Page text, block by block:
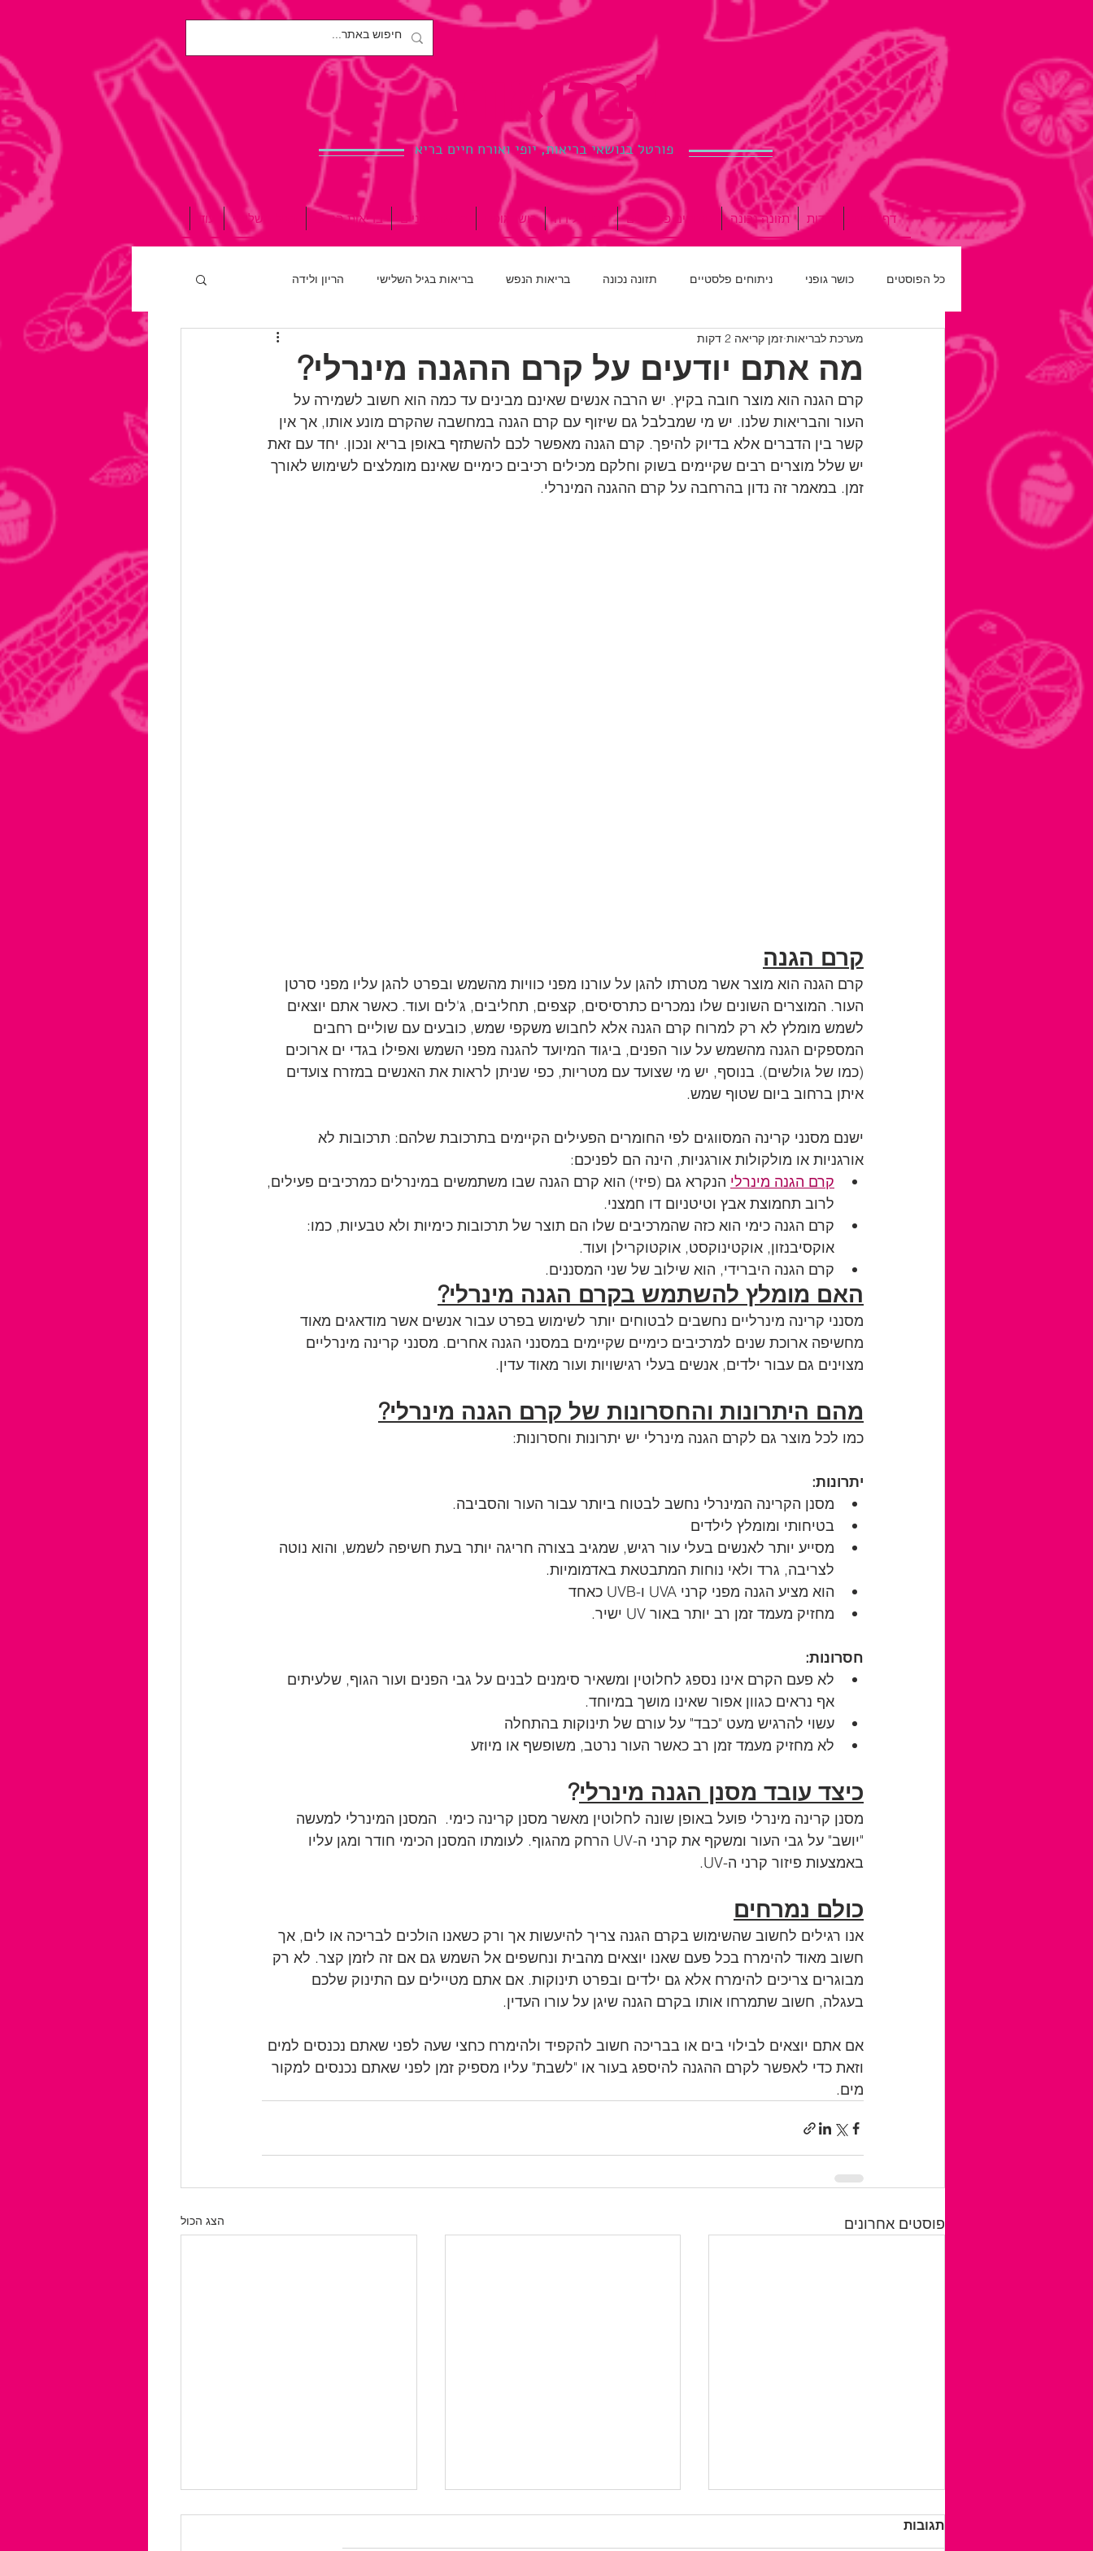
לבריאות.
פורטל בנושאי בריאות, יופי ואורח חיים בריא
דף הבית אודות תזונה נכונה ניתוחים פלסטיים הריון ולידה כושר גופני רפואת שיניים בריאות הנפש הגיל השלישי עוד
כל הפוסטים כושר גופני ניתוחים פלסטיים תזונה נכונה בריאות הנפש בריאות בגיל השלישי הריון ולידה
רפואת שיניים חדש על המדף
מה אתם יודעים על קרם ההגנה מינרלי?
מערכת לבריאות זמן קריאה 2 דקות
קרם הגנה הוא מוצר חובה בקיץ. יש הרבה אנשים שאינם מבינים עד כמה הוא חשוב לשמירה על
העור והבריאות שלנו. יש מי שמבלבל גם שיזוף עם קרם הגנה במחשבה שהקרם מונע אותו, אך אין
קשר בין הדברים אלא בדיוק להיפך. קרם הגנה מאפשר לכם להשתזף באופן בריא ונכון. יחד עם זאת
יש שלל מוצרים רבים שקיימים בשוק וחלקם מכילים רכיבים כימיים שאינם מומלצים לשימוש לאורך
זמן. במאמר זה נדון בהרחבה על קרם ההגנה המינרלי.
קרם הגנה
קרם הגנה הוא מוצר אשר מטרתו להגן על עורנו מפני כוויות מהשמש ובפרט להגן עליו מפני סרטן
העור. המוצרים השונים שלו נמכרים כתרסיסים, קצפים, תחליבים, ג'לים ועוד. כאשר אתם יוצאים
לשמש מומלץ לא רק למרוח קרם הגנה אלא לחבוש משקפי שמש, כובעים עם שוליים רחבים
המספקים הגנה מהשמש על עור הפנים, ביגוד המיועד להגנה מפני השמש ואפילו בגדי ים ארוכים
(כמו של גולשים). בנוסף, יש מי שצועד עם מטריות, כפי שניתן לראות את האנשים במזרח צועדים
איתן ברחוב ביום שטוף שמש.
ישנם מסנני קרינה המסווגים לפי החומרים הפעילים הקיימים בתרכובת שלהם: תרכובות לא
אורגניות או מולקולות אורגניות, הינה הם לפניכם:
קרם הגנה מינרלי הנקרא גם (פיזי) הוא קרם הגנה שבו משתמשים במינרלים כמרכיבים פעילים,
לרוב תחמוצת אבץ וטיטניום דו חמצני.
קרם הגנה כימי הוא כזה שהמרכיבים שלו הם תוצר של תרכובות כימיות ולא טבעיות, כמו:
אוקסיבנזון, אוקטינוקסט, אוקטוקרילן ועוד.
קרם הגנה היברידי, הוא שילוב של שני המסננים.
האם מומלץ להשתמש בקרם הגנה מינרלי?
מסנני קרינה מינרליים נחשבים לבטוחים יותר לשימוש בפרט עבור אנשים אשר מודאגים מאוד
מחשיפה ארוכת שנים למרכיבים כימיים שקיימים במסנני הגנה אחרים. מסנני קרינה מינרליים
מצוינים גם עבור ילדים, אנשים בעלי רגישויות ועור מאוד עדין.
מהם היתרונות והחסרונות של קרם הגנה מינרלי?
כמו לכל מוצר גם לקרם הגנה מינרלי יש יתרונות וחסרונות:
יתרונות:
מסנן הקרינה המינרלי נחשב לבטוח ביותר עבור העור והסביבה.
בטיחותי ומומלץ לילדים
מסייע יותר לאנשים בעלי עור רגיש, שמגיב בצורה חריגה יותר בעת חשיפה לשמש, והוא נוטה
לצריבה, גרד ולאי נוחות המתבטאת באדמומיות.
הוא מציע הגנה מפני קרני UVA ו-UVB כאחד
מחזיק מעמד זמן רב יותר באור UV ישיר.
חסרונות:
לא פעם הקרם אינו נספג לחלוטין ומשאיר סימנים לבנים על גבי הפנים ועור הגוף, שלעיתים
אף נראים כגוון אפור שאינו מושך במיוחד.
עשוי להרגיש מעט "כבד" על עורם של תינוקות בהתחלה
לא מחזיק מעמד זמן רב כאשר העור נרטב, משופשף או מיוזע
כיצד עובד מסנן הגנה מינרלי?
מסנן קרינה מינרלי פועל באופן שונה לחלוטין מאשר מסנן קרינה כימי.  המסנן המינרלי למעשה
"יושב" על גבי העור ומשקף את קרני ה-UV הרחק מהגוף. לעומתו המסנן הכימי חודר ומגן עליו
באמצעות פיזור קרני ה-UV.
כולם נמרחים
אנו רגילים לחשוב שהשימוש בקרם הגנה צריך להיעשות אך ורק כשאנו הולכים לבריכה או לים, אך
חשוב מאוד להימרח בכל פעם שאנו יוצאים מהבית ונחשפים אל השמש גם אם זה לזמן קצר. לא רק
מבוגרים צריכים להימרח אלא גם ילדים ובפרט תינוקות. אם אתם מטיילים עם התינוק שלכם
בעגלה, חשוב שתמרחו אותו בקרם הגנה שיגן על עורו העדין.
אם אתם יוצאים לבילוי בים או בבריכה חשוב להקפיד ולהימרח כחצי שעה לפני שאתם נכנסים למים
וזאת כדי לאפשר לקרם ההגנה להיספג בעור או "לשבת" עליו מספיק זמן לפני שאתם נכנסים למקור
מים.
פוסטים אחרונים הצג הכול
תגובות